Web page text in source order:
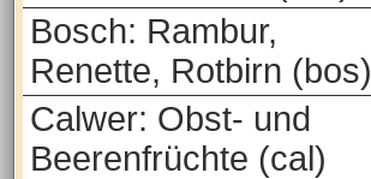
Bosch: Rambur,
Renette, Rotbirn (bos)
Calwer: Obst- und
Beerenfrüchte (cal)